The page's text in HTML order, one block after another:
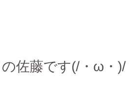
佐藤です(/・ω・)/